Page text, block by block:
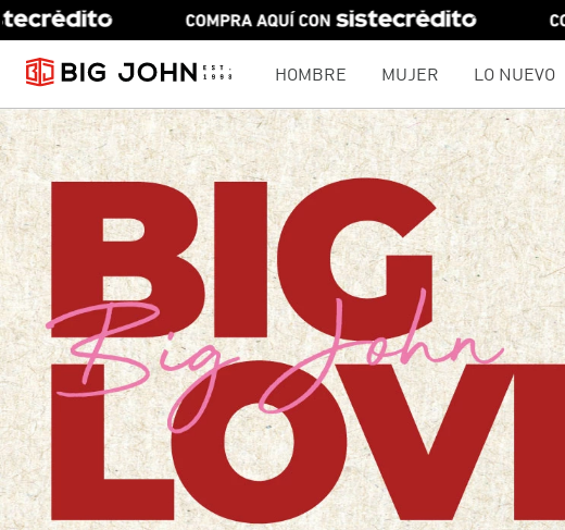
HOMBRE MUJER LO NUEVO